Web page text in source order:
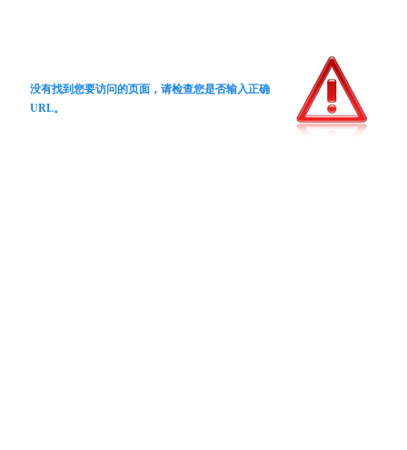
没有找到您要访问的页面，请检查您是否输入正确
URL。